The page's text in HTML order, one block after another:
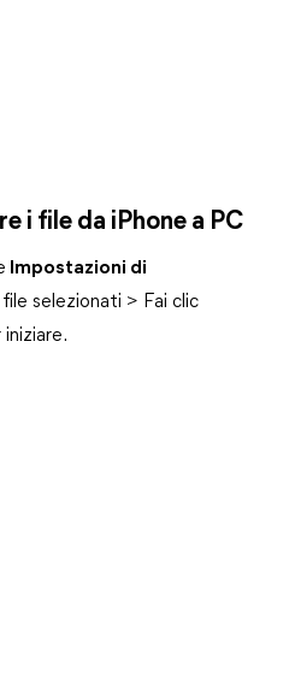
i file da iPhone a PC
Impostazioni di
selezionati > Fai clic
iniziare.